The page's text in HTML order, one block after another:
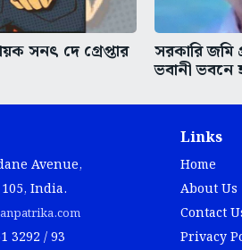
সনৎ দে গ্রেপ্তার সরকারি জমি
ভবানী ভবনে
Avenue,
India.
3292 / 93
Links
Home
About Us
Contact
Privacy